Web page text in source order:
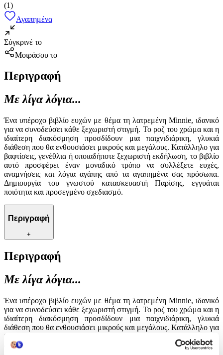
(1)
Αγαπημένα
Σύγκρινέ το
Μοιράσου το
Περιγραφή
Με λίγα λόγια...
Ένα υπέροχο βιβλίο ευχών με θέμα τη λατρεμένη Minnie, ιδανικό
για να συνοδεύσει κάθε ξεχωριστή στιγμή. Το ροζ του χρώμα και η
ιδιαίτερη διακόσμηση προσδίδουν μια παιχνιδιάρικη, γλυκιά
διάθεση που θα ενθουσιάσει μικρούς και μεγάλους. Κατάλληλο για
βαφτίσεις, γενέθλια ή οποιαδήποτε ξεχωριστή εκδήλωση, το βιβλίο
αυτό προσφέρει έναν μοναδικό τρόπο να συλλέξετε ευχές,
αναμνήσεις και λόγια αγάπης από τα αγαπημένα σας πρόσωπα.
Δημιουργία του γνωστού κατασκευαστή Παρίσης, εγγυάται
ποιότητα και προσεγμένο σχεδιασμό.
Περιγραφή
+
Περιγραφή
Με λίγα λόγια...
Ένα υπέροχο βιβλίο ευχών με θέμα τη λατρεμένη Minnie, ιδανικό
για να συνοδεύσει κάθε ξεχωριστή στιγμή. Το ροζ του χρώμα και η
ιδιαίτερη διακόσμηση προσδίδουν μια παιχνιδιάρικη, γλυκιά
διάθεση που θα ενθουσιάσει μικρούς και μεγάλους. Κατάλληλο για
βαφτίσεις, γενέθλια ή οποιαδήποτε ξεχωριστή εκδήλωση, το βιβλίο
αυτό προσφέρει έναν μοναδικό τρόπο να συλλέξετε ευχές,